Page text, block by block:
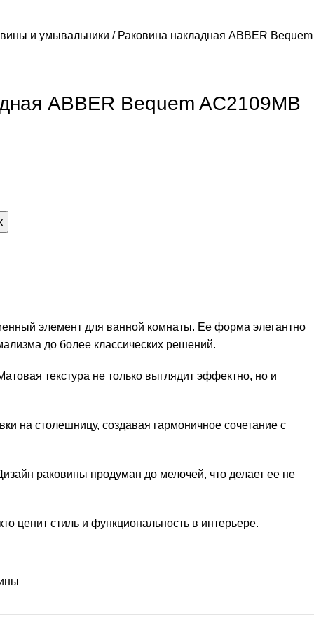
и умывальники
Раковина накладная ABBER Bequem
ABBER Bequem AC2109MB
элемент для ванной комнаты. Ее форма элегантно
до более классических решений.
текстура не только выглядит эффектно, но и
на столешницу, создавая гармоничное сочетание с
раковины продуман до мелочей, что делает ее не
ценит стиль и функциональность в интерьере.